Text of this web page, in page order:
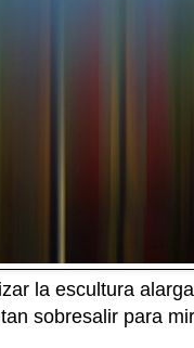
la escultura
sobresalir para